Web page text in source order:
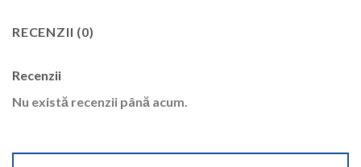
RECENZII (0)
Recenzii
Nu există recenzii până acum.